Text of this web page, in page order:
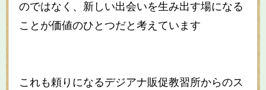
のではなく、新しい出会いを生み出す場になる
ことが価値のひとつだと考えています
これも頼りになるデジアナ販促教習所からのス